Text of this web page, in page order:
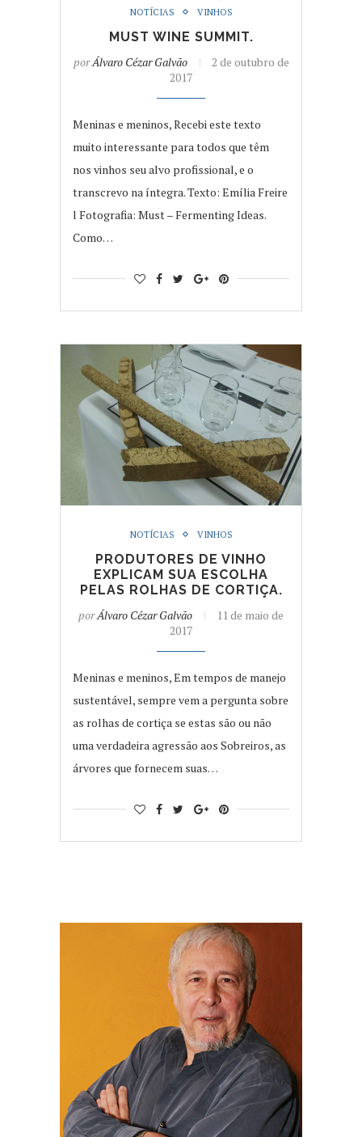
NOTÍCIAS
VINHOS
MUST WINE SUMMIT.
porÁlvaro Cézar Galvão
2 de outubro de
2017
Meninas e meninos, Recebi este texto
muito interessante para todos que têm
nos vinhos seu alvo profissional, e o
transcrevo na íntegra. Texto: Emília Freire
l Fotografia: Must – Fermenting Ideas.
Como…
NOTÍCIAS VINHOS
PRODUTORES DE VINHO
EXPLICAM SUA ESCOLHA
PELAS ROLHAS DE CORTIÇA.
porÁlvaro Cézar Galvão
11 de maio de
2017
Meninas e meninos, Em tempos de manejo
sustentável, sempre vem a pergunta sobre
as rolhas de cortiça se estas são ou não
uma verdadeira agressão aos Sobreiros, as
árvores que fornecem suas…